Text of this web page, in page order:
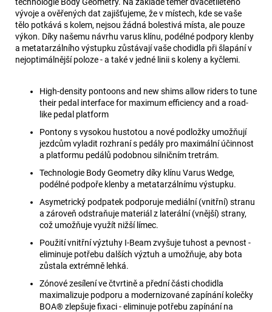
vývoje a ověřených dat zajišťujeme, že v místech, kde se vaše
tělo potkává s kolem, nejsou žádná bolestivá místa, ale pouze
výkon. Díky našemu návrhu varus klínu, podélné podpory klenby
a metatarzálního výstupku zůstávají vaše chodidla při šlapání v
nejoptimálnější poloze - a také v jedné linii s koleny a kyčlemi.
High-density pontoons and new shims allow riders to tune
their pedal interface for maximum efficiency and a road-
like pedal platform
Pontony s vysokou hustotou a nové podložky umožňují
jezdcům vyladit rozhraní s pedály pro maximální účinnost
a platformu pedálů podobnou silničním tretrám.
Technologie Body Geometry díky klínu Varus Wedge,
podélné podpoře klenby a metatarzálnímu výstupku.
Asymetrický podpatek podporuje mediální (vnitřní) stranu
a zároveň odstraňuje materiál z laterální (vnější) strany,
což umožňuje využít nižší límec.
Použití vnitřní výztuhy I-Beam zvyšuje tuhost a pevnost -
eliminuje potřebu dalších výztuh a umožňuje, aby bota
zůstala extrémně lehká.
Zónové zesílení ve čtvrtině a přední části chodidla
maximalizuje podporu a modernizované zapínání kolečky
BOA® zlepšuje fixaci - eliminuje potřebu zapínání na